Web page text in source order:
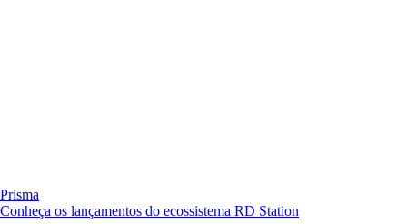
Prisma
Conheça os lançamentos do ecossistema RD Station